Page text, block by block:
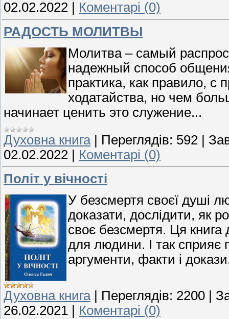
02.02.2022
Коментарі (0)
РАДОСТЬ МОЛИТВЫ
Молитва – самый
надежный способ
практика, как правило, с
ходатайства, но чем
начинает ценить это служение...
Духовна книга | Переглядів: 592 |
02.02.2022 | Коментарі (0)
Політ у вічності
У безсмертя своєї душі
доказати, дослідити, як
своє безсмертя. Ця книга
для людини. І так сприяє
аргументи, факти і
Духовна книга | Переглядів: 2200 |
26.02.2021 | Коментарі (0)